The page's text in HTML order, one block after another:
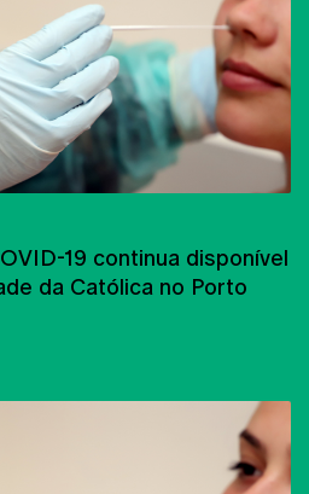
19 continua disponível
da Católica no Porto